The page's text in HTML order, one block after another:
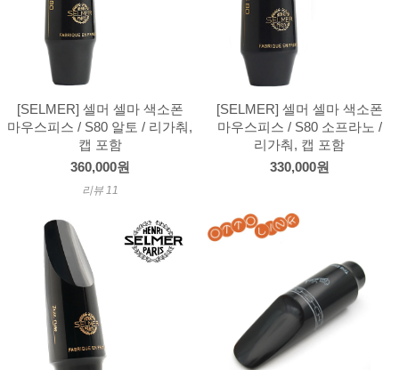
[SELMER] 셀머 셀마 색소폰
마우스피스 / S80 알토 / 리가춰,
캡 포함
360,000원
리뷰 11
[SELMER] 셀머 셀마 색소폰
마우스피스 / S80 소프라노 /
리가춰, 캡 포함
330,000원